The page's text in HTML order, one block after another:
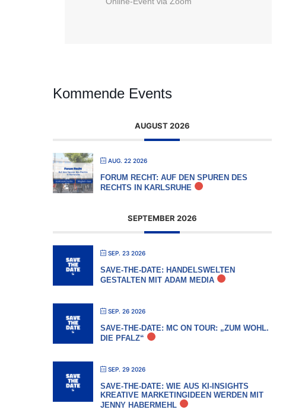
Kommende Events
AUGUST 2026
AUG. 22 2026
FORUM RECHT: AUF DEN SPUREN DES
RECHTS IN KARLSRUHE
SEPTEMBER 2026
SEP. 23 2026
SAVE-THE-DATE: HANDELSWELTEN
GESTALTEN MIT ADAM MEDIA
SEP. 26 2026
SAVE-THE-DATE: MC ON TOUR: „ZUM WOHL.
DIE PFALZ“
SEP. 29 2026
SAVE-THE-DATE: WIE AUS KI-INSIGHTS
KREATIVE MARKETINGIDEEN WERDEN MIT
JENNY HABERMEHL